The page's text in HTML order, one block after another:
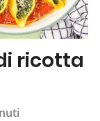
ricotta